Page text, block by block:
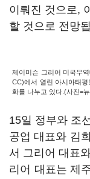
이뤄진 것으로,
할 것으로 전망
제이미슨 그리어 미국무
CC)에서 열린 아시아태
화를 나누고 있다.(사진=
15일 정부와 조
공업 대표와 김
서 그리어 대표
리어 대표는 제